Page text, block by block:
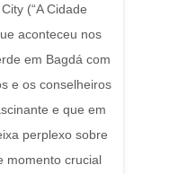
(“A Cidade
aconteceu nos
em Bagdá com
e os conselheiros
e que em
perplexo sobre
momento crucial